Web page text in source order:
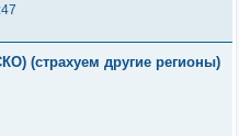
(страхуем другие регионы)